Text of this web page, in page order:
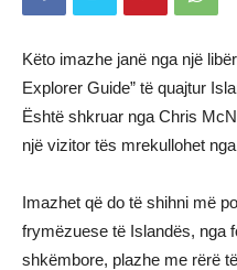
Këto imazhe janë nga një
Explorer Guide” të quajtur
Është shkruar nga Chris
një vizitor tës mrekullohet
Imazhet që do të shihni më
frymëzuese të Islandës, nga
shkëmbore, plazhe me rërë